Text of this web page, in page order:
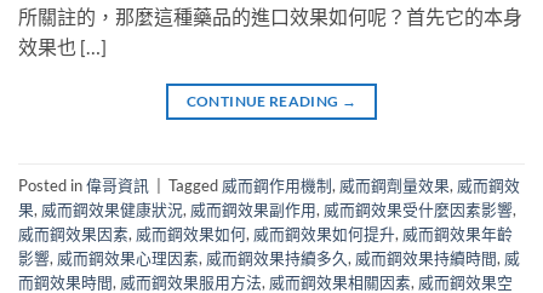
所關註的，那麼這種藥品的進口效果如何呢？首先它的本身
效果也 […]
CONTINUE READING →
Posted in偉哥資訊 Tagged 威而鋼作用機制, 威而鋼劑量效果, 威而鋼效
果, 威而鋼效果健康狀況, 威而鋼效果副作用, 威而鋼效果受什麼因素影響,
威而鋼效果因素, 威而鋼效果如何, 威而鋼效果如何提升, 威而鋼效果年齡
影響, 威而鋼效果心理因素, 威而鋼效果持續多久, 威而鋼效果持續時間, 威
而鋼效果時間, 威而鋼效果服用方法, 威而鋼效果相關因素, 威而鋼效果空